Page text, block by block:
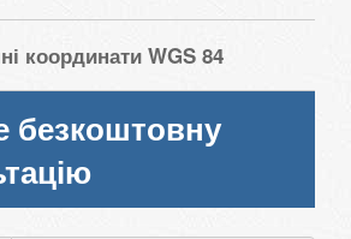
координати WGS 84
безкоштовну